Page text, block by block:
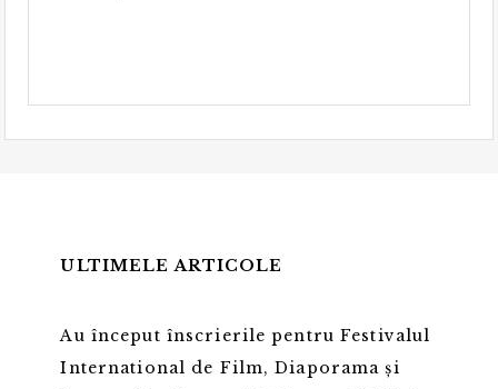
ULTIMELE ARTICOLE
Au început înscrierile pentru Festivalul
International de Film, Diaporama și